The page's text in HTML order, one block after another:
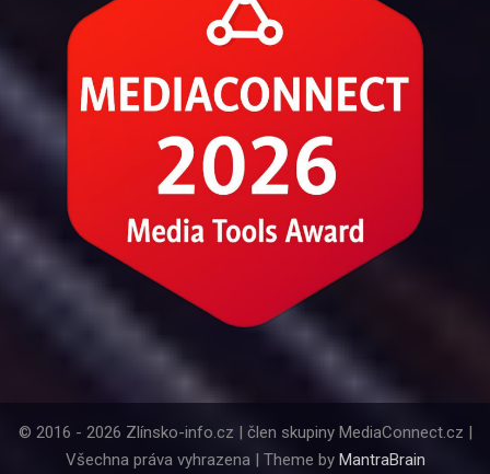
© 2016 - 2026 Zlínsko-info.cz | člen skupiny MediaConnect.cz |
Všechna práva vyhrazena | Theme by MantraBrain